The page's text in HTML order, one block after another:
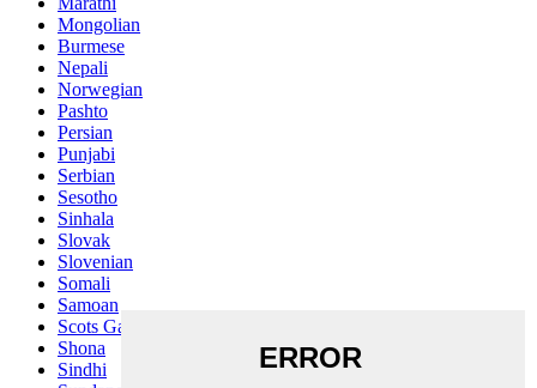
Mongolian
Burmese
Nepali
Norwegian
Pashto
Persian
Punjabi
Serbian
Sesotho
Sinhala
Slovak
Slovenian
Somali
Samoan
Scots Gaelic
Shona
Sindhi